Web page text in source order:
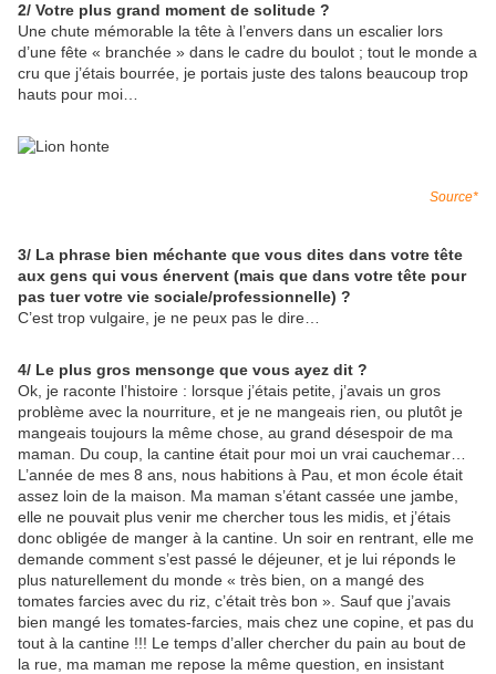
2/ Votre plus grand moment de solitude ?
Une chute mémorable la tête à l’envers dans un escalier lors
d’une fête « branchée » dans le cadre du boulot ; tout le monde a
cru que j’étais bourrée, je portais juste des talons beaucoup trop
hauts pour moi…
Source*
3/ La phrase bien méchante que vous dites dans votre tête
aux gens qui vous énervent (mais que dans votre tête pour
pas tuer votre vie sociale/professionnelle) ?
C’est trop vulgaire, je ne peux pas le dire…
4/ Le plus gros mensonge que vous ayez dit ?
Ok, je raconte l’histoire : lorsque j’étais petite, j’avais un gros
problème avec la nourriture, et je ne mangeais rien, ou plutôt je
mangeais toujours la même chose, au grand désespoir de ma
maman. Du coup, la cantine était pour moi un vrai cauchemar…
L’année de mes 8 ans, nous habitions à Pau, et mon école était
assez loin de la maison. Ma maman s’étant cassée une jambe,
elle ne pouvait plus venir me chercher tous les midis, et j’étais
donc obligée de manger à la cantine. Un soir en rentrant, elle me
demande comment s’est passé le déjeuner, et je lui réponds le
plus naturellement du monde « très bien, on a mangé des
tomates farcies avec du riz, c’était très bon ». Sauf que j’avais
bien mangé les tomates-farcies, mais chez une copine, et pas du
tout à la cantine !!! Le temps d’aller chercher du pain au bout de
la rue, ma maman me repose la même question, en insistant